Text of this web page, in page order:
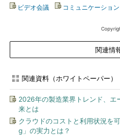
ビデオ会議 コミュニケーション
関連情
関連資料（ホワイトペーパー）
2026年の製造業界トレンド、エ
来とは
クラウドのコストと利用状況を
g」の実力とは？